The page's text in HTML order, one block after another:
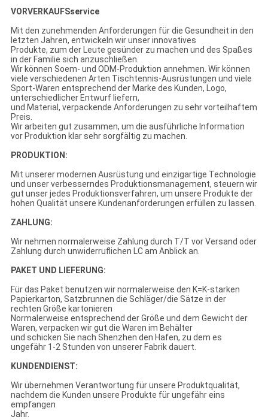
VORVERKAUFSservice
Mit den zunehmenden Anforderungen für die Gesundheit in den
letzten Jahren, entwickeln wir unser innovatives
Produkte, zum der Leute gesünder zu machen und des Spaßes
in der Familie sich anzuschließen.
Wir können Soem- und ODM-Produktion annehmen. Wir können
viele verschiedenen Arten Tischtennis-Ausrüstungen und viele
Sport-Waren entsprechend der Marke des Kunden, Logo,
unterschiedlicher Entwurf liefern,
und Material, verpackende Anforderungen zu sehr vorteilhaftem
Preis.
Wir arbeiten gut zusammen, um die ausführliche Information
vor Produktion klar sehr sorgfältig zu machen.
PRODUKTION:
Mit unserer modernen Ausrüstung und einzigartige Technologie
und unser verbesserndes Produktionsmanagement, steuern wir
gut unser jedes Produktionsverfahren, um unsere Produkte der
hohen Qualität unsere Kundenanforderungen erfüllen zu lassen.
ZAHLUNG:
Wir nehmen normalerweise Zahlung durch T/T vor Versand oder
Zahlung durch unwiderruflichen LC am Anblick an.
PAKET UND LIEFERUNG:
Für das Paket benutzen wir normalerweise den K=K-starken
Papierkarton, Satzbrunnen die Schläger/die Sätze in der
rechten Größe kartonieren
Normalerweise entsprechend der Größe und dem Gewicht der
Waren, verpacken wir gut die Waren im Behälter
und schicken Sie nach Shenzhen den Hafen, zu dem es
ungefähr 1-2 Stunden von unserer Fabrik dauert.
KUNDENDIENST:
Wir übernehmen Verantwortung für unsere Produktqualität,
nachdem die Kunden unsere Produkte für ungefähr eins
empfangen
Jahr.